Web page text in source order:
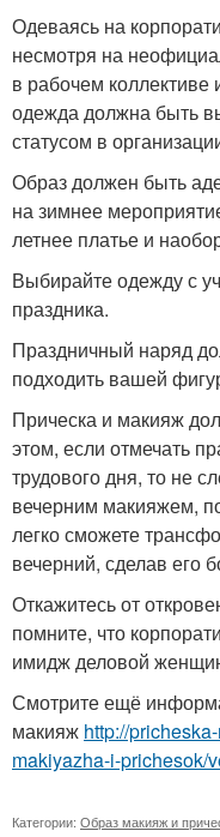
Одеваясь на
несмотря на
в рабочем коллективе
одежда должна быть
статусом в
Образ должен быть
на зимнее
летнее платье и
Выбирайте одежду с
праздника.
Праздничный наряд
подходить вашей
Прическа и макияж
этом, если отмечать
трудового дня, то не
вечерним макияжем,
легко сможете
вечерний, сделав его
Откажитесь от
помните, что
имидж деловой
Смотрите ещё
макияж http://
makiyazha-i-prichesok/
Категории: Образ макияж и